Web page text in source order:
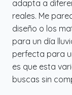
adapta a
reales. Me
diseño o los
para un día
perfecta para
es que esta
buscas sin